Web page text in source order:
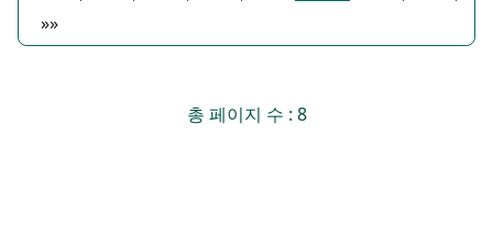
»»
총 페이지 수 : 8